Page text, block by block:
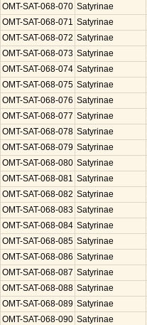
OMT-SAT-068-070 Satyrinae
OMT-SAT-068-071 Satyrinae
OMT-SAT-068-072 Satyrinae
OMT-SAT-068-073 Satyrinae
OMT-SAT-068-074 Satyrinae
OMT-SAT-068-075 Satyrinae
OMT-SAT-068-076 Satyrinae
OMT-SAT-068-077 Satyrinae
OMT-SAT-068-078 Satyrinae
OMT-SAT-068-079 Satyrinae
OMT-SAT-068-080 Satyrinae
OMT-SAT-068-081 Satyrinae
OMT-SAT-068-082 Satyrinae
OMT-SAT-068-083 Satyrinae
OMT-SAT-068-084 Satyrinae
OMT-SAT-068-085 Satyrinae
OMT-SAT-068-086 Satyrinae
OMT-SAT-068-087 Satyrinae
OMT-SAT-068-088 Satyrinae
OMT-SAT-068-089 Satyrinae
OMT-SAT-068-090 Satyrinae